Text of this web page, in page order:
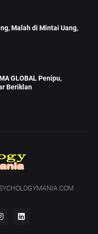
Malah di Mintai Uang,
GLOBAL Penipu,
Beriklan